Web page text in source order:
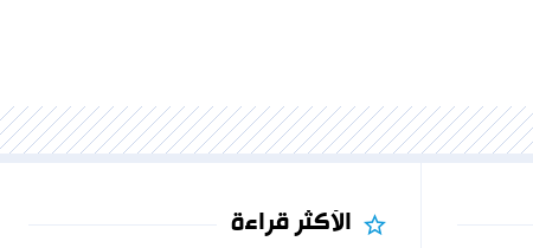
الأكثر قراءة